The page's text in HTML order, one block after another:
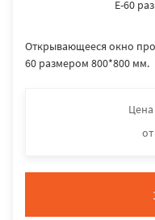
Открывающееся окно
60 размером 800*800 мм.
Цена
от